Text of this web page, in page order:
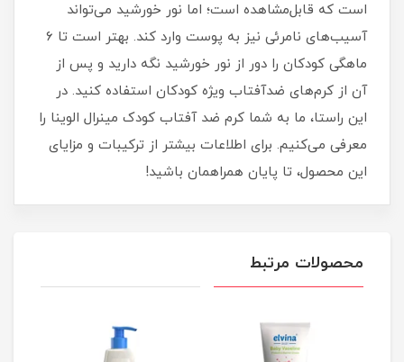
است که قابل‌مشاهده است؛ اما نور خورشید می‌تواند
آسیب‌های نامرئی نیز به پوست وارد کند. بهتر است تا ۶
ماهگی کودکان را دور از نور خورشید نگه دارید و پس از
آن از کرم‌های ضدآفتاب ویژه کودکان استفاده کنید. در
این راستا، ما به شما کرم ضد آفتاب کودک مینرال الوینا را
معرفی می‌کنیم. برای اطلاعات بیشتر از ترکیبات و مزایای
این محصول، تا پایان همراهمان باشید!
محصولات مرتبط